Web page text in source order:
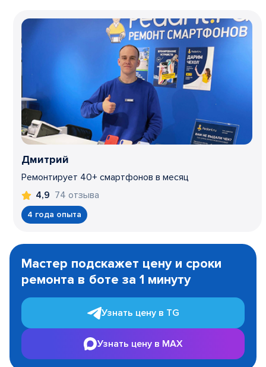
Дмитрий
Ремонтирует 40+ смартфонов в месяц
4,9 74 отзыва
4 года опыта
1
Мастер подскажет цену и сроки
ремонта в боте за 1 минуту
Узнать цену в TG
Узнать цену в MAX